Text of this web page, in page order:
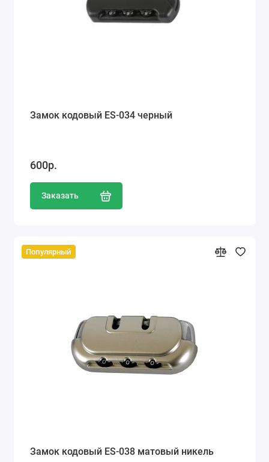
Замок кодовый ES-034 черный
600р.
Заказать
Популярный
Замок кодовый ES-038 матовый никель